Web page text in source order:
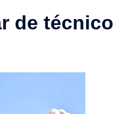
de técnico